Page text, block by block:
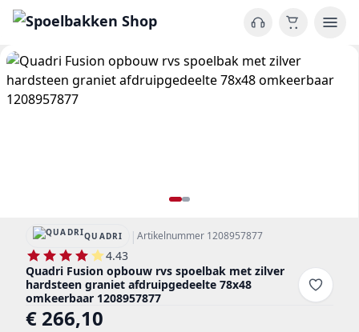
QUADRI |Artikelnummer 1208957877
4.43
Quadri Fusion opbouw rvs spoelbak met zilver
hardsteen graniet afdruipgedeelte 78x48
omkeerbaar 1208957877
€ 266,10